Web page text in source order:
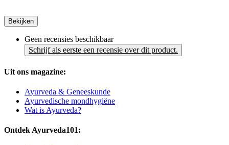
Bekijken
Geen recensies beschikbaar
Schrijf als eerste een recensie over dit product.
Uit ons magazine:
Ayurveda & Geneeskunde
Ayurvedische mondhygiëne
Wat is Ayurveda?
Ontdek Ayurveda101: